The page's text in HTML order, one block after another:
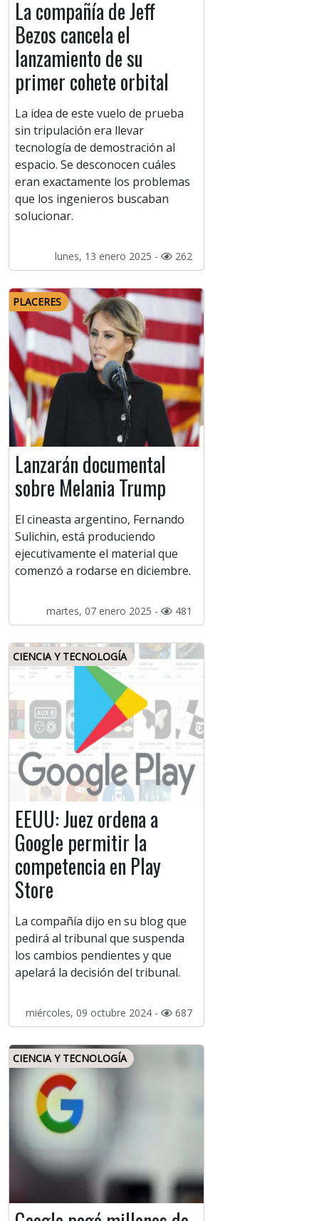
La compañía de Jeff
Bezos cancela el
lanzamiento de su
primer cohete orbital
La idea de este vuelo de prueba
sin tripulación era llevar
tecnología de demostración al
espacio. Se desconocen cuáles
eran exactamente los problemas
que los ingenieros buscaban
solucionar.
lunes, 13 enero 2025 - 262
PLACERES
Lanzarán documental
sobre Melania Trump
El cineasta argentino, Fernando
Sulichin, está produciendo
ejecutivamente el material que
comenzó a rodarse en diciembre.
martes, 07 enero 2025 - 481
CIENCIA Y TECNOLOGÍA
EEUU: Juez ordena a
Google permitir la
competencia en Play
Store
La compañía dijo en su blog que
pedirá al tribunal que suspenda
los cambios pendientes y que
apelará la decisión del tribunal.
miércoles, 09 octubre 2024 - 687
CIENCIA Y TECNOLOGÍA